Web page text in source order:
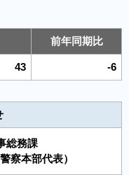
前年同期比
43 -6
総務課
察本部代表）